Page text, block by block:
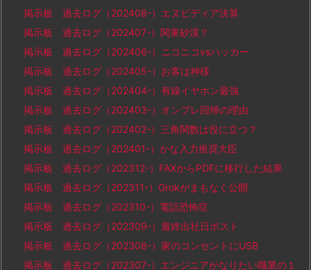
掲示板 過去ログ（202408-）エヌビディア決算
掲示板 過去ログ（202407-）関東砂漠？
掲示板 過去ログ（202406-）ニコニコvsハッカー
掲示板 過去ログ（202405-）お客は神様
掲示板 過去ログ（202404-）有線イヤホン最強
掲示板 過去ログ（202403-）オンプレ回帰の理由
掲示板 過去ログ（202402-）三角関数は役に立つ？
掲示板 過去ログ（202401-）かな入力推奨大臣
掲示板 過去ログ（202312-）FAXからPDFに移行した結果
掲示板 過去ログ（202311-）Grokがまもなく公開
掲示板 過去ログ（202310-）電話恐怖症
掲示板 過去ログ（202309-）最終出社日ポスト
掲示板 過去ログ（202308-）家のコンセントにUSB
掲示板 過去ログ（202307-）エンジニアがなりたい職業の１